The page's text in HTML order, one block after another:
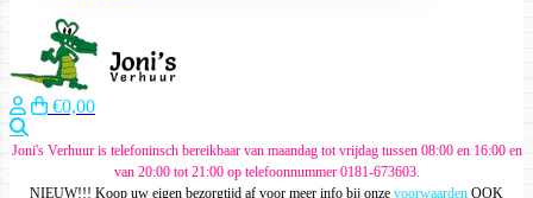
€0,00
Joni's Verhuur is telefoninsch bereikbaar van maandag tot vrijdag tussen 08:00 en 16:00 en
van 20:00 tot 21:00 op telefoonnummer 0181-673603.
NIEUW!!! Koop uw eigen bezorgtijd af voor meer info bij onze voorwaarden OOK